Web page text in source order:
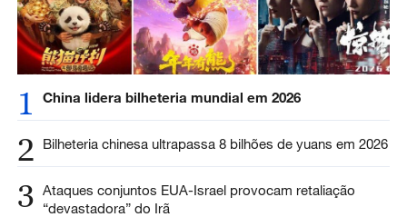
1 China lidera bilheteria mundial em 2026
2 Bilheteria chinesa ultrapassa 8 bilhões de yuans em 2026
3 Ataques conjuntos EUA-Israel provocam retaliação
“devastadora” do Irã